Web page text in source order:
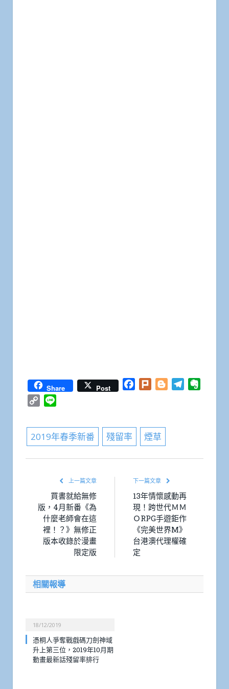
Share Post Facebook
Plurk BloggerTelegram
Copy
2019年春季新番 殘留率 煙草
上一篇文章
買書就給無修
版，4月新番《為
什麼老師會在這
裡！？》無修正
版本收錄於漫畫
限定版
下一篇文章
13年情懷感動再
現！跨世代ＭＭ
ＯRPG手遊鉅作
《完美世界M》
台港澳代理權確
定
相關報導
18/12/2019
憑桐人爭奪戰戲碼刀劍神域
升上第三位，2019年10月期
動畫最新話殘留率排行